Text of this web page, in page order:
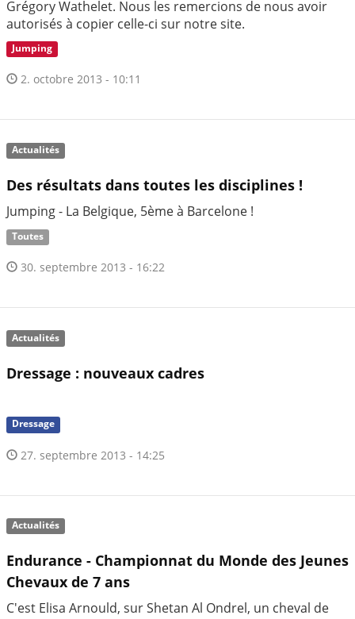
Grégory Wathelet. Nous les remercions de nous avoir
autorisés à copier celle-ci sur notre site.
Jumping
2. octobre 2013 - 10:11
Actualités
Des résultats dans toutes les disciplines !
Jumping - La Belgique, 5ème à Barcelone !
Toutes
30. septembre 2013 - 16:22
Actualités
Dressage : nouveaux cadres
Dressage
27. septembre 2013 - 14:25
Actualités
Endurance - Championnat du Monde des Jeunes
Chevaux de 7 ans
C'est Elisa Arnould, sur Shetan Al Ondrel, un cheval de